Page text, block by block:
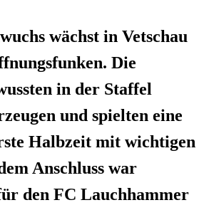
wächst in Vetschau
Die
in der Staffel
und spielten eine
Halbzeit mit wichtigen
Anschluss war
den FC Lauchhammer